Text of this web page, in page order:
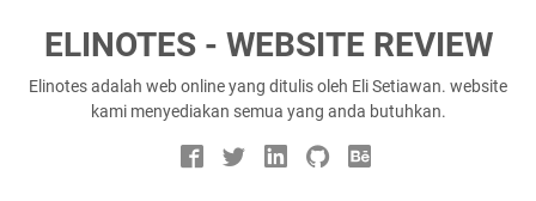
ELINOTES - WEBSITE REVIEW
Elinotes adalah web online yang ditulis oleh Eli Setiawan. website
kami menyediakan semua yang anda butuhkan.